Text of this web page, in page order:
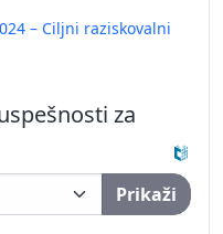
– Ciljni raziskovalni
za
Prikaži